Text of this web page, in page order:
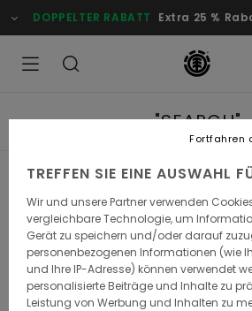
RABATT Extra 25 % Rabatt
"SEARCH"
TREFFEN SIE EINE AUSWAHL
Wir und unsere Partner verwenden
vergleichbare Technologie, um
Gerät zu speichern und/oder darauf
personenbezogenen Informationen (wie
und Ihre IP-Adresse) können verwendet
personalisierte Beiträge und Inhalte zu
Leistung von Werbung und Inhalten zu
Fortfahren